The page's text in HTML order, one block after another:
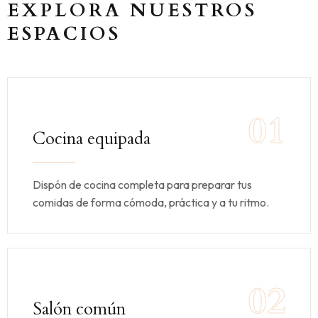
EXPLORA NUESTROS
ESPACIOS
01
Cocina equipada
Dispón de cocina completa para preparar tus
comidas de forma cómoda, práctica y a tu ritmo.
02
Salón común